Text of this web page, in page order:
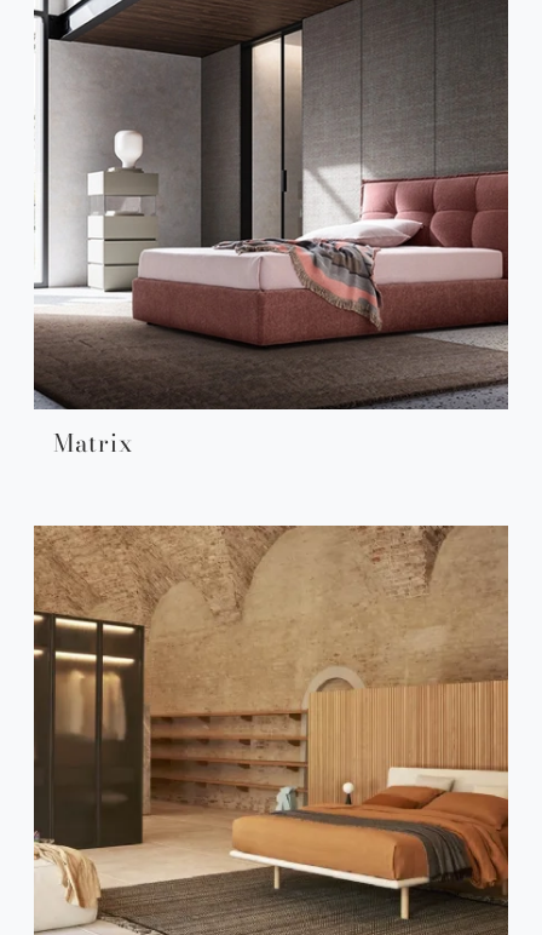
Matrix